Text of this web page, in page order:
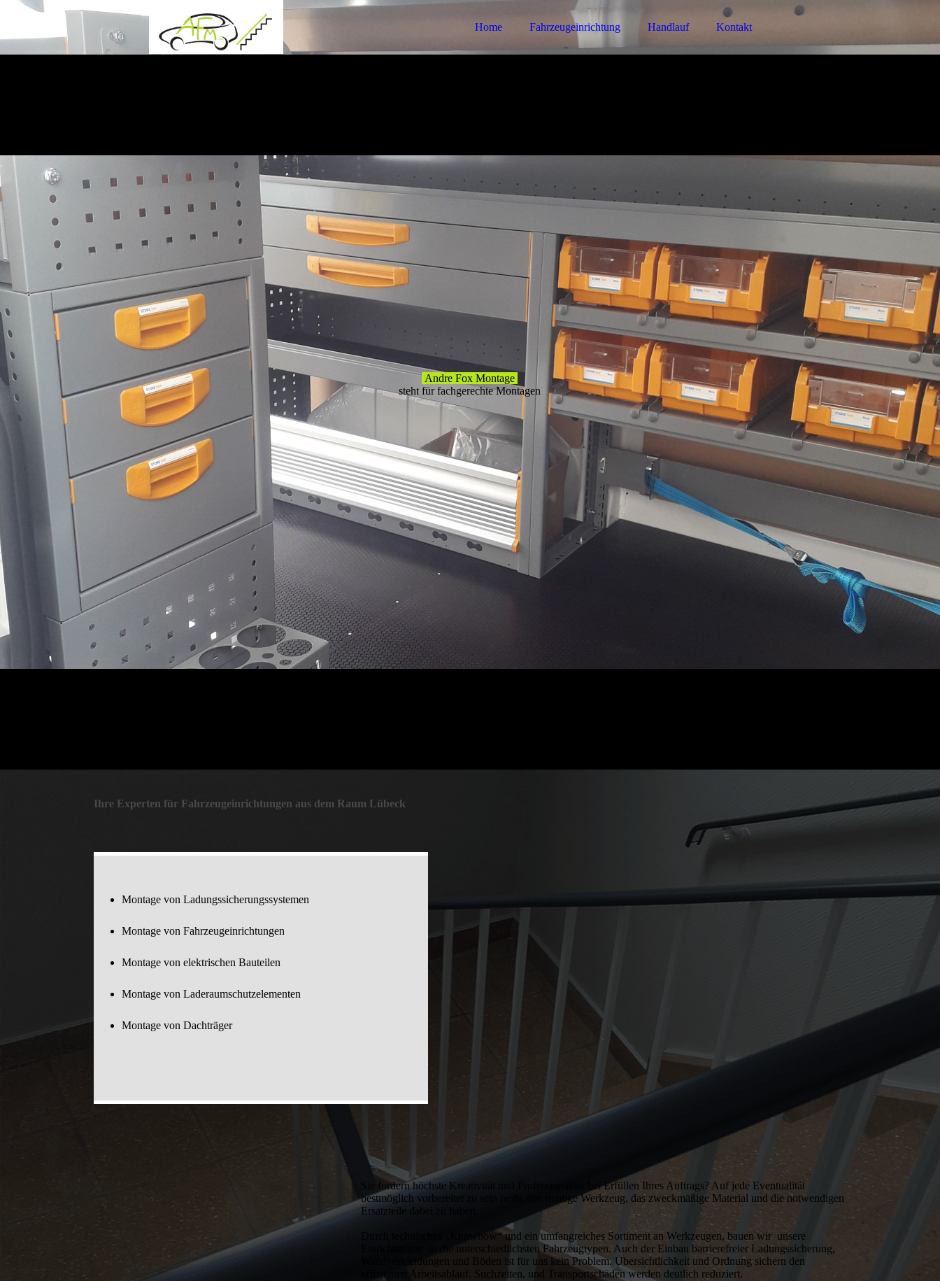
Home Fahrzeugeinrichtung Handlauf Kontakt
Andre Fox Montage
steht für fachgerechte Montagen
Ihre Experten für Fahrzeug­ein­richtungen aus dem Raum Lübeck
Montage von Ladungssicherungssystemen
Montage von Fahrzeugeinrichtungen
Montage von elektrischen Bauteilen
Montage von Laderaumschutzelementen
Montage von Dachträger
Sie fordern höchste Kreativität und Professionalität bei Erfüllen Ihres Auftrags? Auf jede Eventualität
bestmöglich vorbereitet zu sein heißt, das richtige Werkzeug, das zweckmäßige Material und die notwendigen
Ersatzteile dabei zu haben.
Durch technisches „Knowhow“ und ein umfangreiches Sortiment an Werkzeugen, bauen wir unsere
Einrichtungen in die unterschiedlichsten Fahrzeugtypen. Auch der Einbau barrierefreier Ladungssicherung,
Wandverkleidungen und Böden ist für uns kein Problem. Übersichtlichkeit und Ordnung sichern den
effizienten Arbeitsablauf. Suchzeiten, und Transportschäden werden deutlich reduziert.